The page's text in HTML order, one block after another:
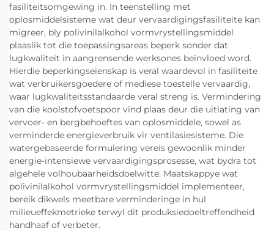
fasiliteitsomgewing in. In teenstelling met
oplosmiddelsisteme wat deur vervaardigingsfasiliteite kan
migreer, bly polivinilalkohol vormvrystellingsmiddel
plaaslik tot die toepassingsareas beperk sonder dat
lugkwaliteit in aangrensende werksones beïnvloed word.
Hierdie beperkingseienskap is veral waardevol in fasiliteite
wat verbruikersgoedere of mediese toestelle vervaardig,
waar lugkwaliteitsstandaarde veral streng is. Vermindering
van die koolstofvoetspoor vind plaas deur die uitlating van
vervoer- en bergbehoeftes van oplosmiddele, sowel as
verminderde energieverbruik vir ventilasiesisteme. Die
watergebaseerde formulering vereis gewoonlik minder
energie-intensiewe vervaardigingsprosesse, wat bydra tot
algehele volhoubaarheidsdoelwitte. Maatskappye wat
polivinilalkohol vormvrystellingsmiddel implementeer,
bereik dikwels meetbare verminderinge in hul
milieueffekmetrieke terwyl dit produksiedoeltreffendheid
handhaaf of verbeter.